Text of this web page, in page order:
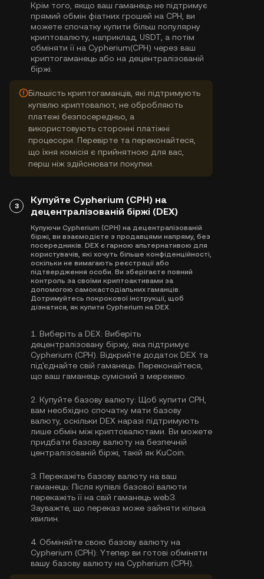
Крім того, якщо ваш гаманець не підтримує
прямий обмін фіатних грошей на CPH, ви
можете спочатку купити більш популярну
криптовалюту, наприклад, USDT, а потім
обміняти її на Cypherium(CPH) через ваш
криптогаманець або на децентралізованій
біржі.
Більшість криптогаманців, які підтримують
купівлю криптовалют, не обробляють
платежі безпосередньо, а
використовують сторонні платіжні
процесори. Перевірте та переконайтеся,
що їхня комісія є прийнятною для вас,
перш ніж здійснювати покупки.
3
Купуйте Cypherium (CPH) на
децентралізованій біржі (DEX)
Купуючи Cypherium (CPH) на децентралізованій
біржі, ви взаємодієте з продавцями напряму, без
посередників. DEX є гарною альтернативою для
користувачів, які хочуть більше конфіденційності,
оскільки не вимагають реєстрації або
підтвердження особи. Ви зберігаєте повний
контроль за своїми криптоактивами за
допомогою самокастодіальних гаманців.
Дотримуйтесь покрокової інструкції, щоб
дізнатися, як купити Cypherium на DEX.
1. Виберіть a DEX: Виберіть
децентралізовану біржу, яка підтримує
Cypherium (CPH). Відкрийте додаток DEX та
під'єднайте свій гаманець. Переконайтеся,
що ваш гаманець сумісний з мережею.
2. Купуйте базову валюту: Щоб купити CPH,
вам необхідно спочатку мати базову
валюту, оскільки DEX наразі підтримують
лише обмін між криптовалютами. Ви можете
придбати базову валюту на безпечній
централізованій біржі, такій як KuCoin.
3. Перекажіть базову валюту на ваш
гаманець: Після купівлі базової валюти
перекажіть її на свій гаманець web3.
Зауважте, що переказ може зайняти кілька
хвилин.
4. Обміняйте свою базову валюту на
Cypherium (CPH): Yтепер ви готові обміняти
вашу базову валюту на Cypherium (CPH).